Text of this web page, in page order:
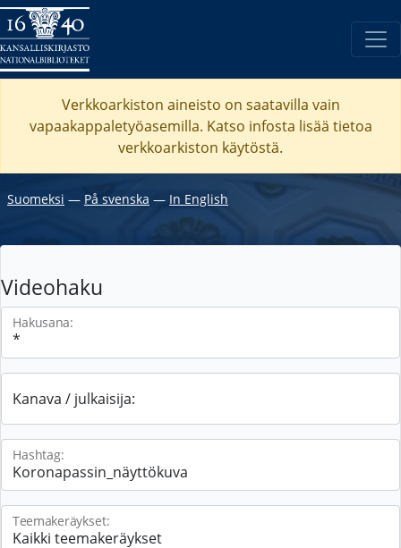
Verkkoarkiston aineisto on saatavilla vain
vapaakappaletyöasemilla. Katso infosta lisää tietoa
verkkoarkiston käytöstä.
Suomeksi ― På svenska ― In English
Videohaku
Hakusana:
Kanava / julkaisija:
Hashtag:
Teemakeräykset: